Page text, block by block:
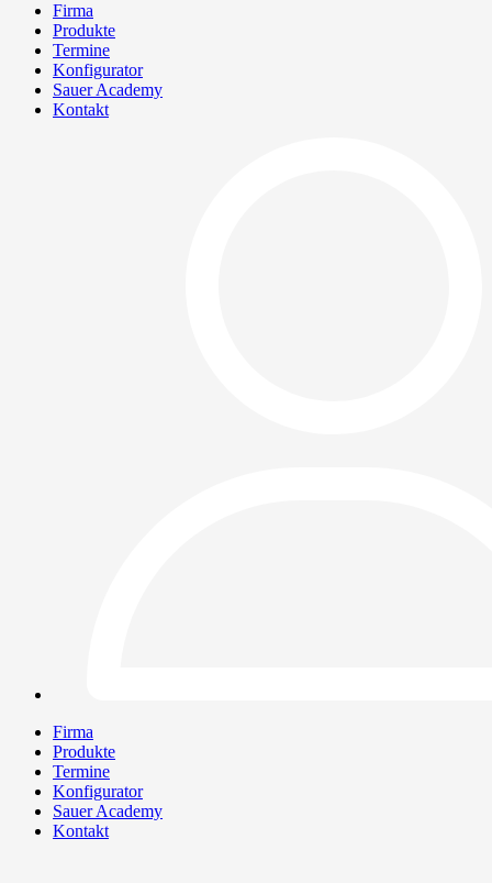
Firma
Produkte
Termine
Konfigurator
Sauer Academy
Kontakt
Firma
Produkte
Termine
Konfigurator
Sauer Academy
Kontakt